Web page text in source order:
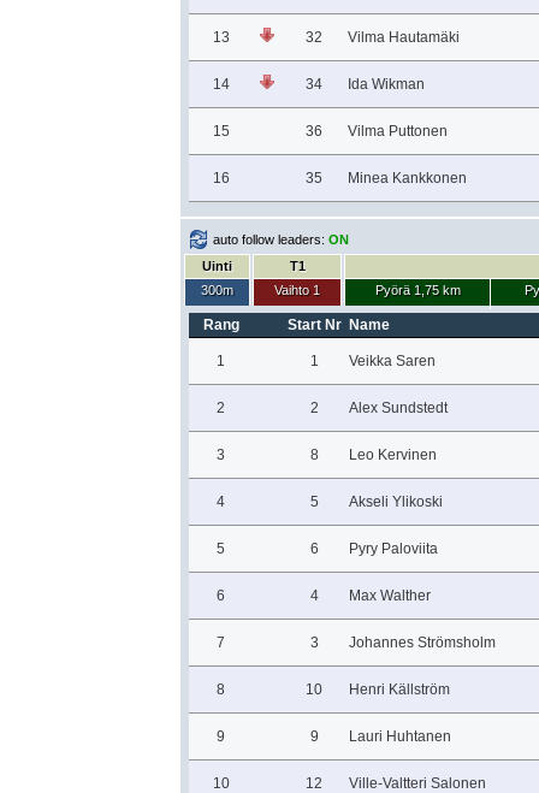
13 32 Vilma Hautamäki
14 34 Ida Wikman
15 36 Vilma Puttonen
16 35 Minea Kankkonen
auto follow leaders: ON
Uinti
300m
T1
Vaihto 1
Pyörä 1,75 km
Rang Start Nr Name
1 1 Veikka Saren
2 2 Alex Sundstedt
3 8 Leo Kervinen
4 5 Akseli Ylikoski
5 6 Pyry Paloviita
6 4 Max Walther
7 3 Johannes Strömsholm
8 10 Henri Källström
9 9 Lauri Huhtanen
10 12 Ville-Valtteri Salonen